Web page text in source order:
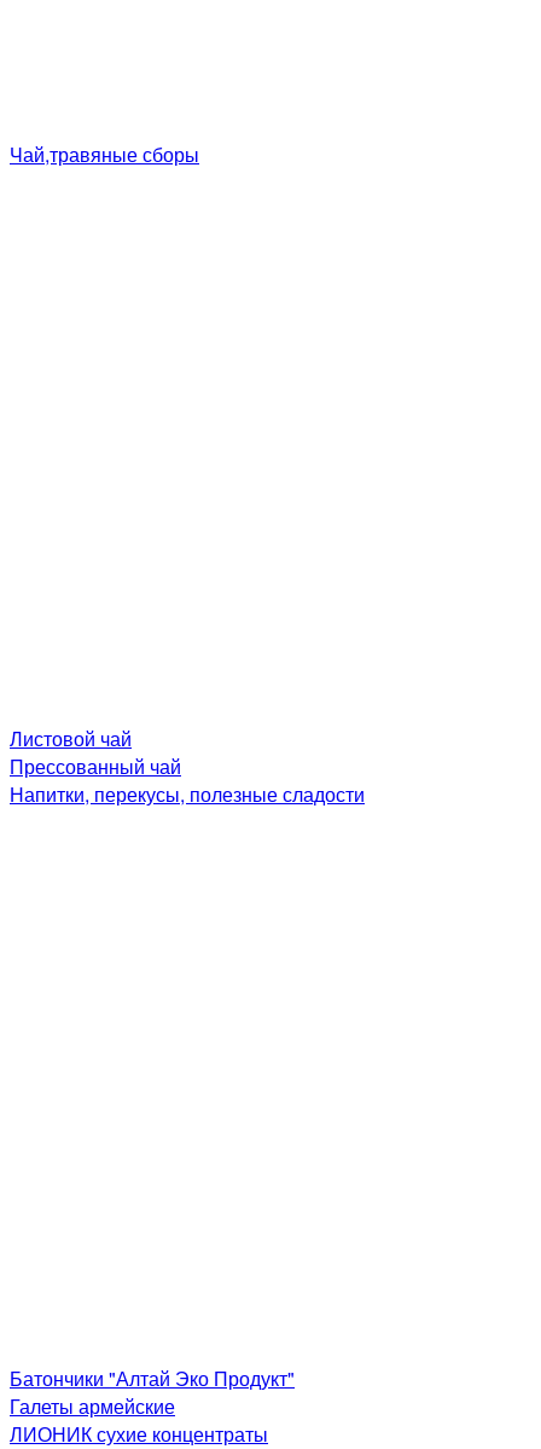
Чай,травяные сборы
Листовой чай
Прессованный чай
Напитки, перекусы, полезные сладости
Батончики "Алтай Эко Продукт"
Галеты армейские
ЛИОНИК сухие концентраты